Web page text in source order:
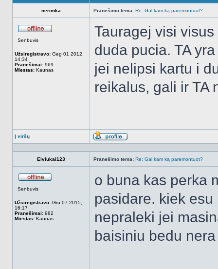
nerimka Pranešimo tema: Re: Gal kam ką paremontuot?
Senbuvis
Užsiregistravo: Geg 01 2012,
14:34
Pranešimai: 969
Miestas: Kaunas
Tauragej visi
duda pucia. TA
jei nelipsi kartu i
reikalus, gali ir TA
Į viršų
Aprašymas
Elviukai123 Pranešimo tema: Re: Gal kam ką paremontuot?
Senbuvis
Užsiregistravo: Gru 07 2015,
16:17
Pranešimai: 982
Miestas: Kaunas
o buna kas perka
pasidare. kiek
nepraleki jei
baisiniu bedu